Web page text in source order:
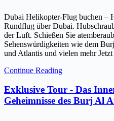
Dubai Helikopter-Flug buchen –
Rundflug über Dubai.
der Luft. Schießen Sie
Sehenswürdigkeiten wie dem
und Atlantis und vielen mehr
Continue Reading
Exklusive Tour - Das
Geheimnisse des Burj Al